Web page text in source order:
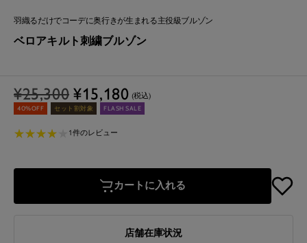
羽織るだけでコーデに奥行きが生まれる主役級ブルゾン
ベロアキルト刺繍ブルゾン
通
常
価
格
¥25,300 セ
ー
ル
価
¥15,180 (税込)
40%OFF セット割対象 FLASH SALE
★★★★
★★★★ 1件のレビュー
カートに入れる
店舗在庫状況